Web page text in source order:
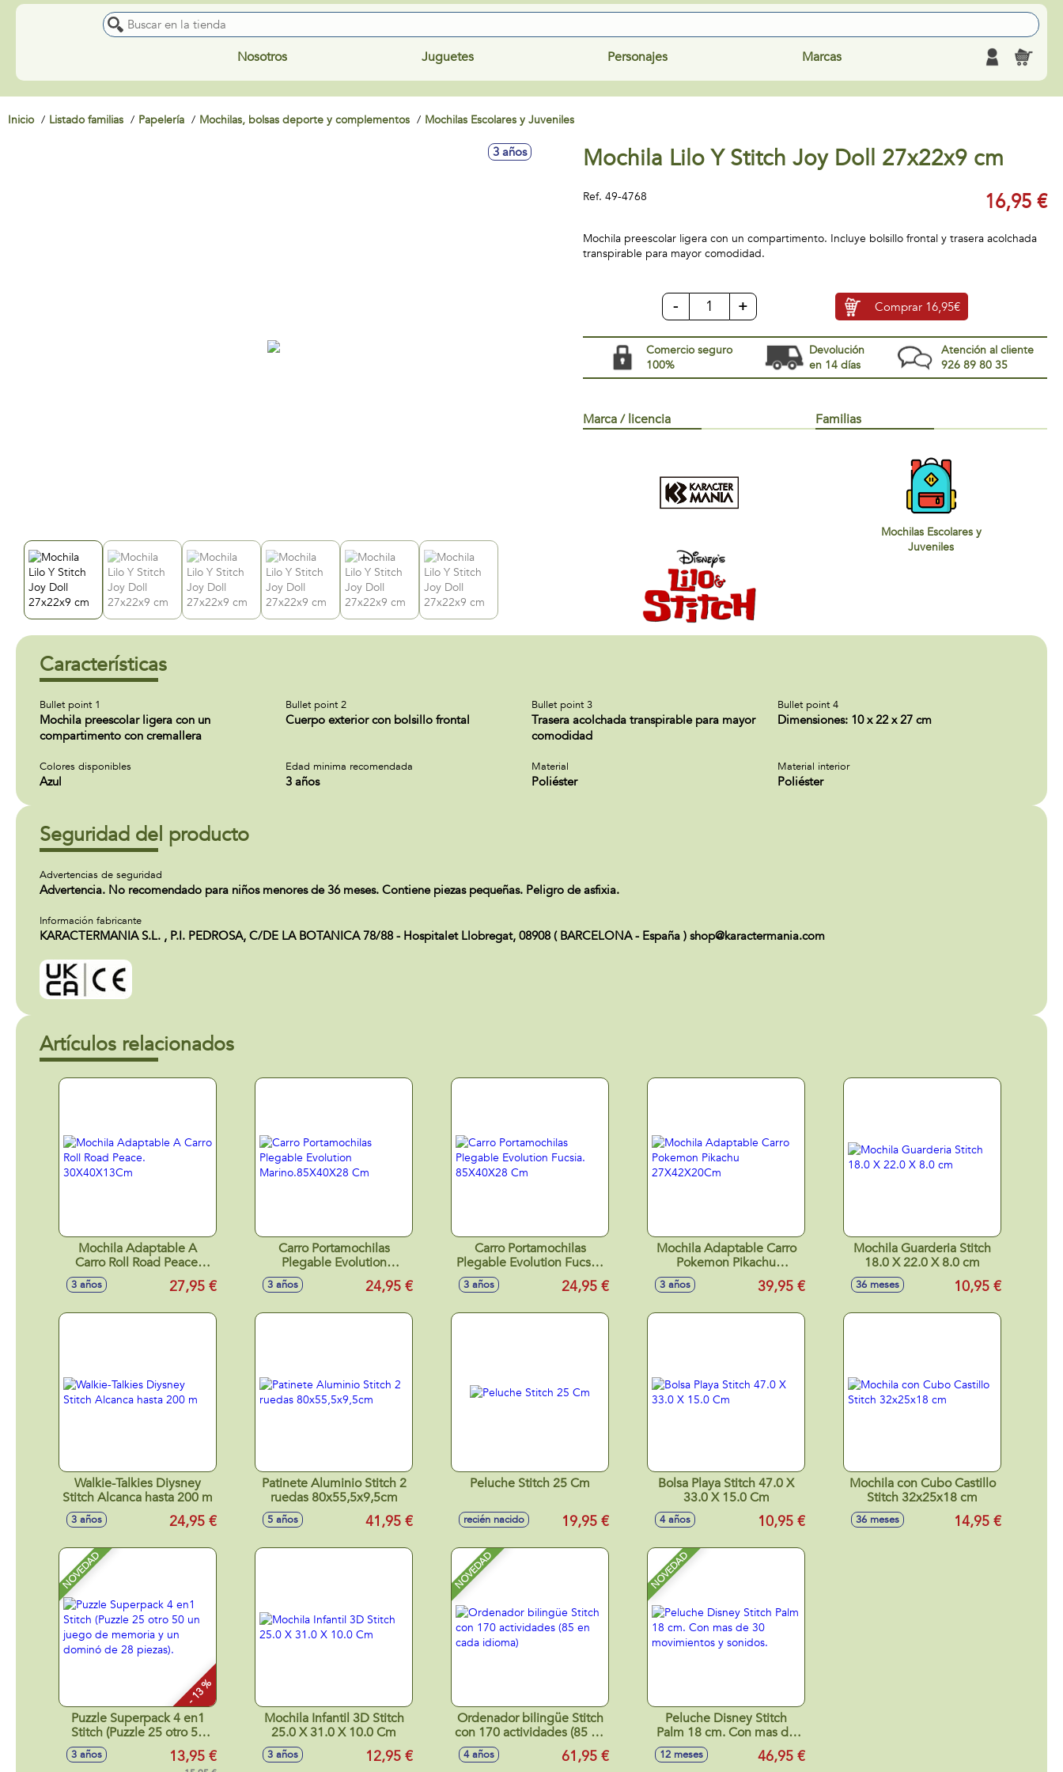
Nosotros Juguetes Personajes Marcas
Inicio Listado familias Papelería Mochilas, bolsas deporte y complementos Mochilas Escolares y Juveniles
3 años Mochila Lilo Y Stitch Joy Doll 27x22x9 cm
Ref. 49-4768 16,95 €
Mochila preescolar ligera con un compartimento. Incluye bolsillo frontal y trasera acolchada
transpirable para mayor comodidad.
- + Comprar 16,95€
Comercio seguro
100%
Devolución
en 14 días
Atención al cliente
926 89 80 35
Marca / licencia Familias
Mochilas Escolares y
Juveniles
Características
Bullet point 1
Mochila preescolar ligera con un
compartimento con cremallera
Bullet point 2
Cuerpo exterior con bolsillo frontal
Bullet point 3
Trasera acolchada transpirable para mayor
comodidad
Bullet point 4
Dimensiones: 10 x 22 x 27 cm
Colores disponibles
Azul
Edad minima recomendada
3 años
Material
Poliéster
Material interior
Poliéster
Seguridad del producto
Advertencias de seguridad
Advertencia. No recomendado para niños menores de 36 meses. Contiene piezas pequeñas. Peligro de asfixia.
Información fabricante
KARACTERMANIA S.L. , P.I. PEDROSA, C/DE LA BOTANICA 78/88 - Hospitalet Llobregat, 08908 ( BARCELONA - España ) shop@karactermania.com
Artículos relacionados
Mochila Adaptable A
Carro Roll Road Peace.
30X40X13Cm
3 años 27,95 €
Carro Portamochilas
Plegable Evolution
Marino.85X40X28 Cm
3 años 24,95 €
Carro Portamochilas
Plegable Evolution Fucsia.
85X40X28 Cm
3 años 24,95 €
Mochila Adaptable Carro
Pokemon Pikachu
27X42X20Cm
3 años 39,95 €
Mochila Guarderia Stitch
18.0 X 22.0 X 8.0 cm
36 meses 10,95 €
Walkie-Talkies Diysney
Stitch Alcanca hasta 200 m
3 años 24,95 €
Patinete Aluminio Stitch 2
ruedas 80x55,5x9,5cm
5 años 41,95 €
Peluche Stitch 25 Cm
recién nacido 19,95 €
Bolsa Playa Stitch 47.0 X
33.0 X 15.0 Cm
4 años 10,95 €
Mochila con Cubo Castillo
Stitch 32x25x18 cm
36 meses 14,95 €
NOVEDAD
- 13 %
Puzzle Superpack 4 en1
Stitch (Puzzle 25 otro 50
un juego de memoria y un
dominó de 28 piezas).
3 años 13,95 €
Mochila Infantil 3D Stitch
25.0 X 31.0 X 10.0 Cm
3 años 12,95 €
NOVEDAD
Ordenador bilingüe Stitch
con 170 actividades (85 en
cada idioma)
4 años 61,95 €
NOVEDAD
Peluche Disney Stitch
Palm 18 cm. Con mas de
30 movimientos y sonidos.
12 meses 46,95 €